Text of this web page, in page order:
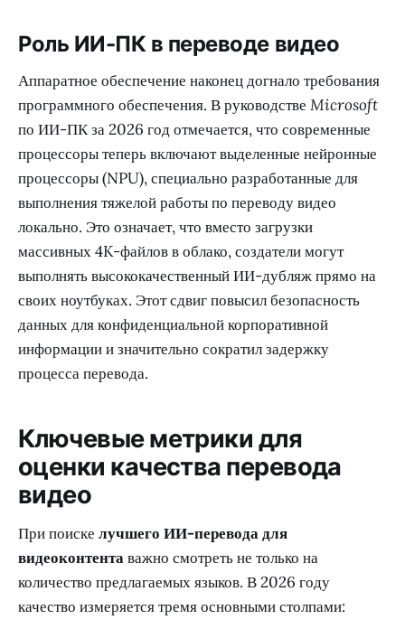
Роль ИИ-ПК в переводе видео
Аппаратное обеспечение наконец догнало требования
программного обеспечения. В руководстве Microsoft
по ИИ-ПК за 2026 год отмечается, что современные
процессоры теперь включают выделенные нейронные
процессоры (NPU), специально разработанные для
выполнения тяжелой работы по переводу видео
локально. Это означает, что вместо загрузки
массивных 4K-файлов в облако, создатели могут
выполнять высококачественный ИИ-дубляж прямо на
своих ноутбуках. Этот сдвиг повысил безопасность
данных для конфиденциальной корпоративной
информации и значительно сократил задержку
процесса перевода.
Ключевые метрики для
оценки качества перевода
видео
При поиске лучшего ИИ-перевода для
видеоконтентаважно смотреть не только на
количество предлагаемых языков. В 2026 году
качество измеряется тремя основными столпами: